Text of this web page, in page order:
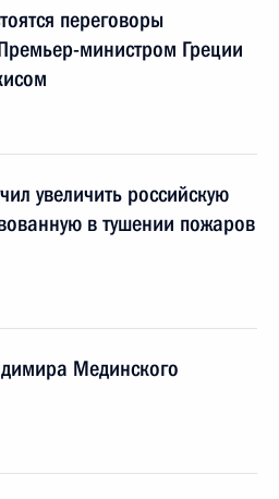
переговоры
министром Греции
увеличить российскую
в тушении пожаров
Мединского